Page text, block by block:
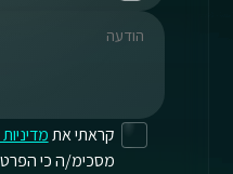
קראתי את
מסכימ/ה כי